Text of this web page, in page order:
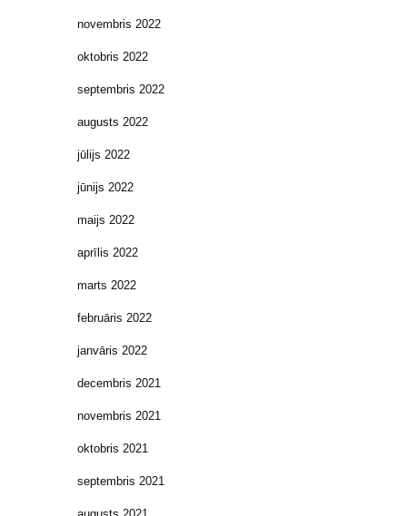
novembris 2022
oktobris 2022
septembris 2022
augusts 2022
jūlijs 2022
jūnijs 2022
maijs 2022
aprīlis 2022
marts 2022
februāris 2022
janvāris 2022
decembris 2021
novembris 2021
oktobris 2021
septembris 2021